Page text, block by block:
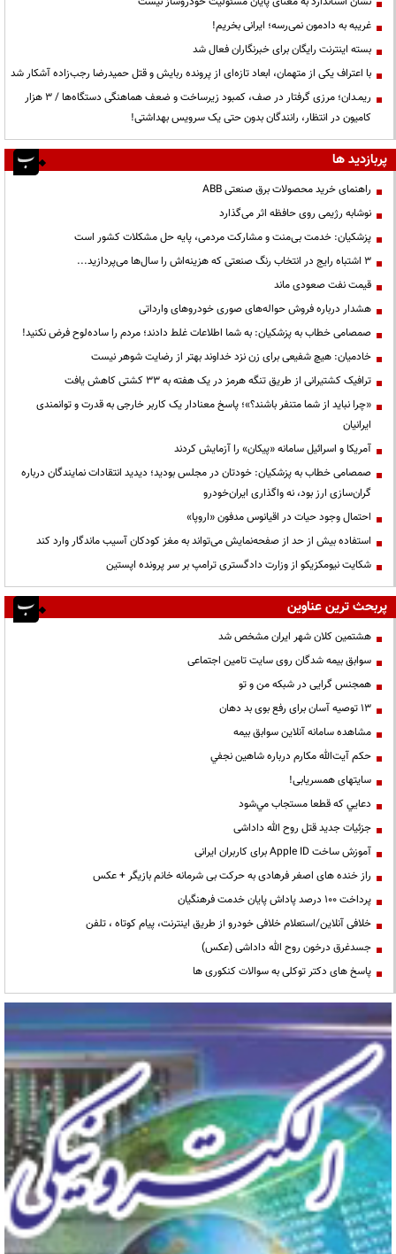
غریبه به دادمون نمی‌رسه؛ ایرانی بخریم!
بسته اینترنت رایگان برای خبرنگاران فعال شد
با اعتراف یکی از متهمان، ابعاد تازه‌ای از پرونده ربایش و قتل حمیدرضا رجب‌زاده آشکار شد
ریمـدان؛ مرزی گرفتار در صف، کمبود زیرساخت و ضعف هماهنگی دستگاه‌ها / ۳ هزار
کامیون در انتظار، رانندگان بدون حتی یک سرویس بهداشتی!
پربازدید ها
راهنمای خرید محصولات برق صنعتی ABB
نوشابه رژیمی روی حافظه اثر می‌گذارد
پزشکیان: خدمت بی‌منت و مشارکت مردمی، پایه حل مشکلات کشور است
3 اشتباه رایج در انتخاب رنگ صنعتی که هزینه‌اش را سال‌ها می‌پردازید...
قیمت نفت صعودی ماند
هشدار درباره فروش حواله‌های صوری خودروهای وارداتی
صمصامی خطاب به پزشکیان: به شما اطلاعات غلط دادند؛ مردم را ساده‌لوح فرض نکنید!
خادمیان: هیچ شفیعی برای زن نزد خداوند بهتر از رضایت شوهر نیست
ترافیک کشتیرانی از طریق تنگه هرمز در یک هفته به ۳۳ کشتی کاهش یافت
«چرا نباید از شما متنفر باشند؟»؛ پاسخ معنادار یک کاربر خارجی به قدرت و توانمندی
ایرانیان
آمریکا و اسرائیل سامانه «پیکان» را آزمایش کردند
صمصامی خطاب به پزشکیان: خودتان در مجلس بودید؛ دیدید انتقادات نمایندگان درباره
گران‌سازی ارز بود، نه واگذاری ایران‌خودرو
احتمال وجود حیات در اقیانوس مدفون «اروپا»
استفاده بیش از حد از صفحه‌نمایش می‌تواند به مغز کودکان آسیب ماندگار وارد کند
شکایت نیومکزیکو از وزارت دادگستری ترامپ بر سر پرونده اپستین
پربحث ترین عناوین
هشتمین کلان شهر ایران مشخص شد
سوابق بیمه شدگان روی سایت تامین اجتماعی
همجنس گرایی در شبکه من و تو
13 توصیه آسان برای رفع بوی بد دهان
مشاهده سامانه آنلاين سوابق بیمه
حكم آيت‌الله مكارم درباره شاهين نجفي
سایتهای همسریابی!
دعايي كه قطعا مستجاب مي‌شود
جزئیات جدید قتل روح الله داداشی
آموزش ساخت Apple ID برای کاربران ایرانی
راز خنده های اصغر فرهادی به حرکت بی شرمانه خانم بازیگر + عکس
پرداخت ۱۰۰ درصد پاداش پایان خدمت فرهنگیان
خلافی آنلاین/استعلام خلافی خودرو از طریق اینترنت، پیام کوتاه ، تلفن
جسدغرق درخون روح الله داداشی (عکس)
پاسخ های دکتر توکلی به سوالات کنکوری ها